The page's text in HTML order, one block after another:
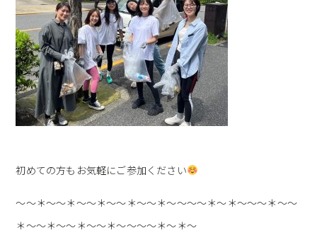
初めての方もお気軽にご参加ください
～～＊～～＊～～＊～～＊～～＊～～～～＊～＊～～～＊～～
＊～～＊～～＊～～＊～～～～＊～＊～